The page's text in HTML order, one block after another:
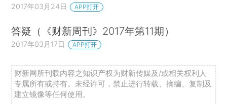
2017年03月24日 APP打开
答疑（《财新周刊》2017年第11期）
2017年03月17日 APP打开
财新网所刊载内容之知识产权为财新传媒及/或相关权利人
专属所有或持有。未经许可，禁止进行转载、摘编、复制及
建立镜像等任何使用。